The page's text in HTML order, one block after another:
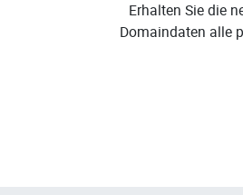
Erhalten Sie die
Domaindaten alle